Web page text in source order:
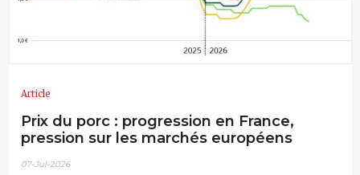
Article
Prix du porc : progression en France,
pression sur les marchés européens
07-Jul-2026